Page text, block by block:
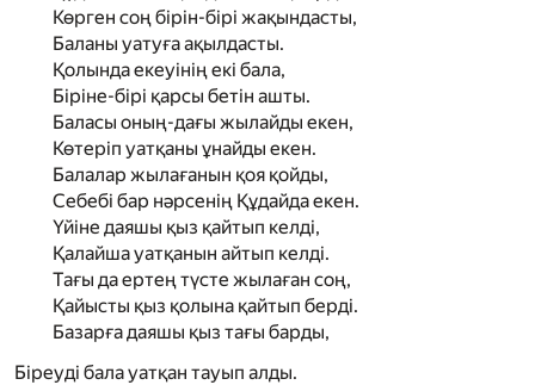
Көрген соң бірін-бірі жақындасты,
Баланы уатуға ақылдасты.
Қолында екеуінің екі бала,
Біріне-бірі қарсы бетін ашты.
Баласы оның-дағы жылайды екен,
Көтеріп уатқаны ұнайды екен.
Балалар жылағанын қоя қойды,
Себебі бар нәрсенің Құдайда екен.
Үйіне даяшы қыз қайтып келді,
Қалайша уатқанын айтып келді.
Тағы да ертең түсте жылаған соң,
Қайысты қыз қолына қайтып берді.
Базарға даяшы қыз тағы барды,
Біреуді бала уатқан тауып алды.